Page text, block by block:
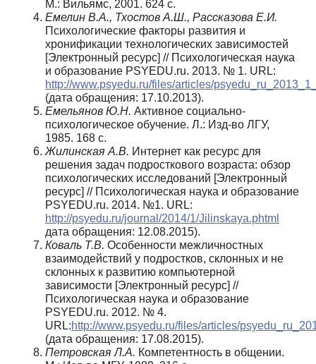
М.: Вильямс, 2001. 624 с.
Емелин В.А., Тхостов А.Ш., Рассказова Е.И.
Психологические факторы развития и
хронификации технологических зависимостей
[Электронный ресурс] // Психологическая наука
и образование PSYEDU.ru. 2013. № 1. URL:
http://www.psyedu.ru/files/articles/
(дата обращения: 17.10.2013).
Емельянов Ю.Н. Активное социально-
психологическое обучение. Л.: Изд-во ЛГУ,
1985. 168 с.
Жилинская А.В. Интернет как ресурс для
решения задач подросткового возраста: обзор
психологических исследований [Электронный
ресурс] // Психологическая наука и образование
PSYEDU.ru. 2014. №1. URL:
http://psyedu.ru/journal/2014/1/Jilinskaya.phtml
дата обращения: 12.08.2015).
Коваль Т.В. Особенности межличностных
взаимодействий у подростков, склонных и не
склонных к развитию компьютерной
зависимости [Электронный ресурс] //
Психологическая наука и образование
PSYEDU.ru. 2012. № 4.
URL:http://www.psyedu.ru/files/articles/
(дата обращения: 17.08.2015).
Петровская Л.А. Компетентность в общении.